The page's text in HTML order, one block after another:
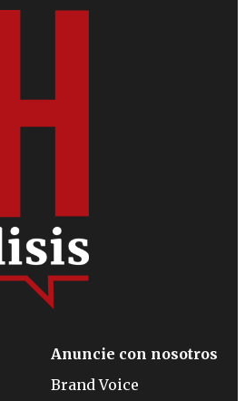
Anuncie con nosotros
Brand Voice